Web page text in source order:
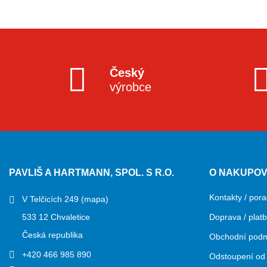
Český
výrobce
PAVLIŠ A HARTMANN, SPOL. S R.O.
V Telčicích 249 (mapa)
533 12 Chvaletice
Česká republika
+420 466 985 890
O
Kontakty /
Doprava /
Obchodní
Odstoupení